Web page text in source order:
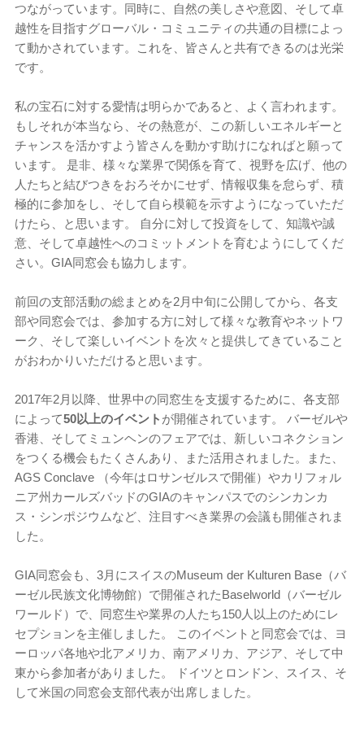
つながっています。同時に、自然の美しさや意図、そして卓
越性を目指すグローバル・コミュニティの共通の目標によっ
て動かされています。これを、皆さんと共有できるのは光栄
です。
私の宝石に対する愛情は明らかであると、よく言われます。
もしそれが本当なら、その熱意が、この新しいエネルギーと
チャンスを活かすよう皆さんを動かす助けになればと願って
います。 是非、様々な業界で関係を育て、視野を広げ、他の
人たちと結びつきをおろそかにせず、情報収集を怠らず、積
極的に参加をし、そして自ら模範を示すようになっていただ
けたら、と思います。 自分に対して投資をして、知識や誠
意、そして卓越性へのコミットメントを育むようにしてくだ
さい。GIA同窓会も協力します。
前回の支部活動の総まとめを2月中旬に公開してから、各支
部や同窓会では、参加する方に対して様々な教育やネットワ
ーク、そして楽しいイベントを次々と提供してきていること
がおわかりいただけると思います。
2017年2月以降、世界中の同窓生を支援するために、各支部
によって50以上のイベント が開催されています。 バーゼルや
香港、そしてミュンヘンのフェアでは、新しいコネクション
をつくる機会もたくさんあり、また活用されました。また、
AGS Conclave （今年はロサンゼルスで開催）やカリフォル
ニア州カールズバッドのGIAのキャンパスでのシンカンカ
ス・シンポジウムなど、注目すべき業界の会議も開催されま
した。
GIA同窓会も、3月にスイスのMuseum der Kulturen Base（バ
ーゼル民族文化博物館）で開催されたBaselworld（バーゼル
ワールド）で、同窓生や業界の人たち150人以上のためにレ
セプションを主催しました。 このイベントと同窓会では、ヨ
ーロッパ各地や北アメリカ、南アメリカ、アジア、そして中
東から参加者がありました。 ドイツとロンドン、スイス、そ
して米国の同窓会支部代表が出席しました。